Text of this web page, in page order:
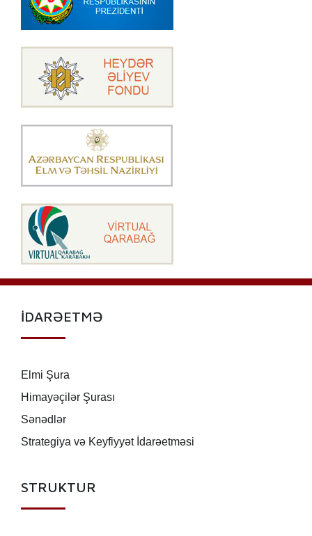
İDARƏETMƏ
Elmi Şura
Himayəçilər Şurası
Sənədlər
Strategiya və Keyfiyyət İdarəetməsi
STRUKTUR